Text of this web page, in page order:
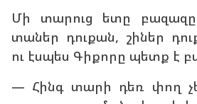
Մի տարուց ետը
տաներ դուքան, շիներ
ու էսպես Գիքորը պետք է
— Հինգ տարի դեռ փող